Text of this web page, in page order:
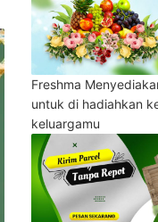
Freshma
untuk di hadiahkan
keluargamu